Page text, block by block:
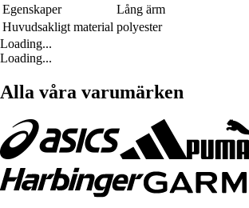
Egenskaper
Lång ärm
Huvudsakligt material polyester
Loading...
Loading...
Alla våra varumärken